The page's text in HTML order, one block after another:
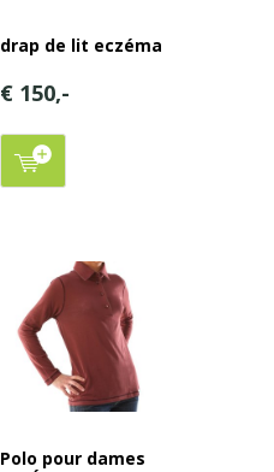
drap de lit eczéma
€ 150,-
Polo pour dames